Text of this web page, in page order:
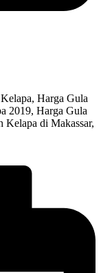
Harga Gula
2019, Harga Gula
Kelapa di Makassar,